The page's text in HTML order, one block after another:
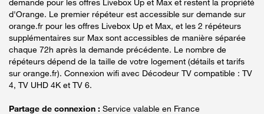
d'Orange. Le premier répéteur est accessible sur demande sur
orange.fr pour les offres Livebox Up et Max, et les 2 répéteurs
supplémentaires sur Max sont accessibles de manière séparée
chaque 72h après la demande précédente. Le nombre de
répéteurs dépend de la taille de votre logement (détails et tarifs
sur orange.fr). Connexion wifi avec Décodeur TV compatible : TV
4, TV UHD 4K et TV 6.
Partage de connexion : Service valable en France